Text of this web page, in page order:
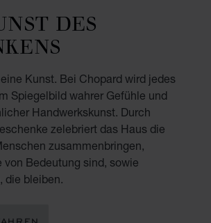
DES
Kunst. Bei Chopard wird jedes
Spiegelbild wahrer Gefühle und
Handwerkskunst. Durch
zelebriert das Haus die
zusammenbringen,
von Bedeutung sind, sowie
die bleiben.